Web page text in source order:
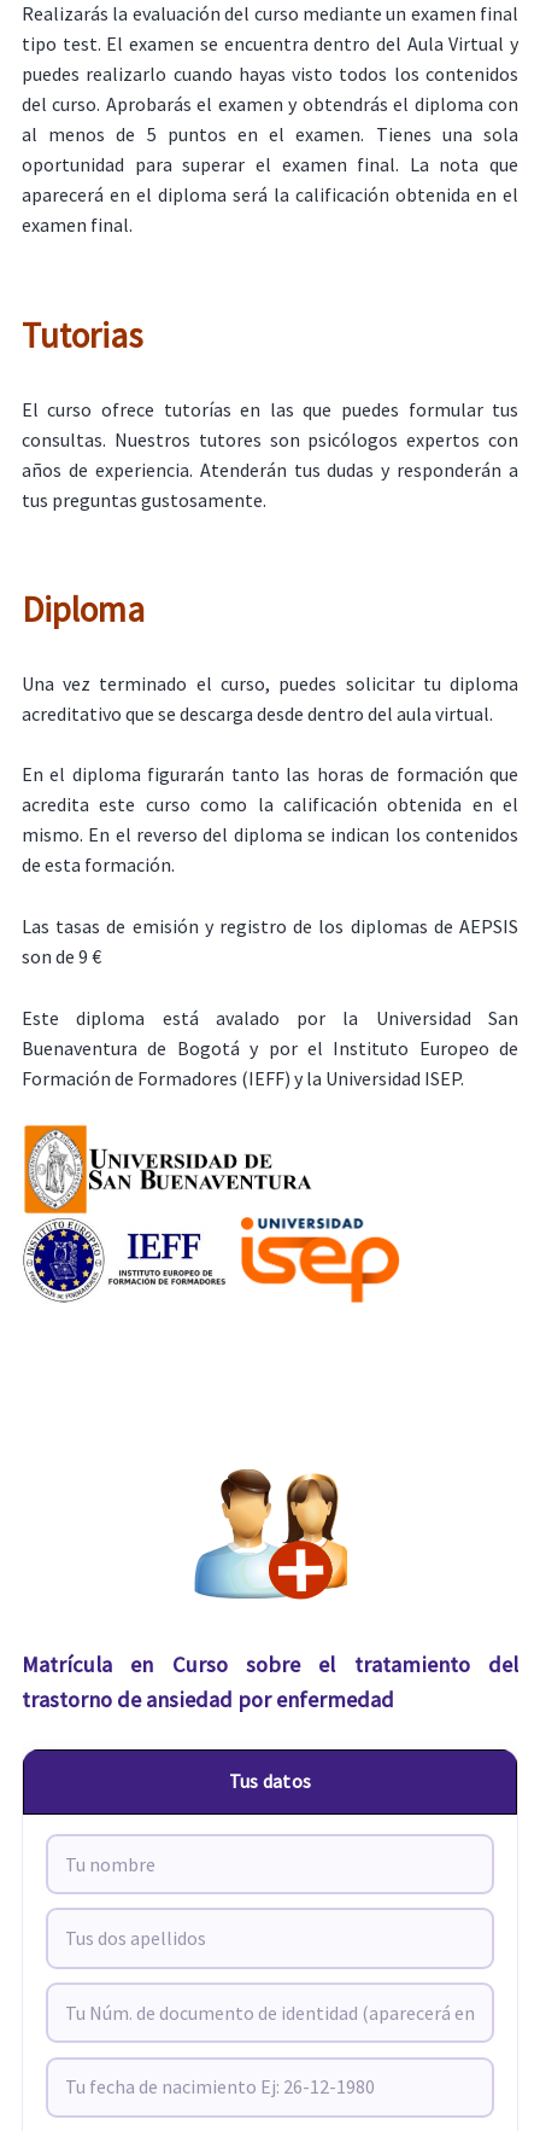
Realizarás la evaluación del curso mediante un examen final
tipo test. El examen se encuentra dentro del Aula Virtual y
puedes realizarlo cuando hayas visto todos los contenidos
del curso. Aprobarás el examen y obtendrás el diploma con
al menos de 5 puntos en el examen. Tienes una sola
oportunidad para superar el examen final. La nota que
aparecerá en el diploma será la calificación obtenida en el
examen final.
Tutorias
El curso ofrece tutorías en las que puedes formular tus
consultas. Nuestros tutores son psicólogos expertos con
años de experiencia. Atenderán tus dudas y responderán a
tus preguntas gustosamente.
Diploma
Una vez terminado el curso, puedes solicitar tu diploma
acreditativo que se descarga desde dentro del aula virtual.
En el diploma figurarán tanto las horas de formación que
acredita este curso como la calificación obtenida en el
mismo. En el reverso del diploma se indican los contenidos
de esta formación.
Las tasas de emisión y registro de los diplomas de AEPSIS
son de 9 €
Este diploma está avalado por la Universidad San
Buenaventura de Bogotá y por el Instituto Europeo de
Formación de Formadores (IEFF) y la Universidad ISEP.
Matrícula en Curso sobre el tratamiento del
trastorno de ansiedad por enfermedad
Tus datos